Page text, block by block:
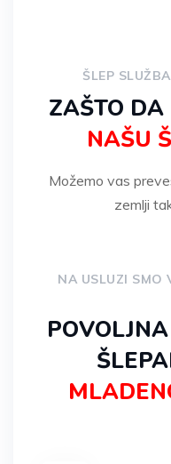
ŠLEP
ZAŠTO
NAŠU
Možemo vas
zemlji
NA USLUZI SMO